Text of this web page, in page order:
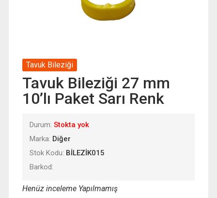
Tavuk Bileziği
Tavuk Bileziği 27 mm
10’lı Paket Sarı Renk
Durum: Stokta yok
Marka: Diğer
Stok Kodu: BİLEZİK015
Barkod:
Henüz inceleme Yapılmamış